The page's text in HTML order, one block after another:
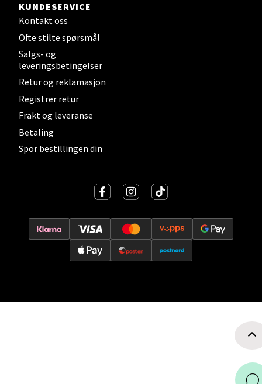
KUNDESERVICE
Kontakt oss
Ofte stilte spørsmål
Salgs- og
leveringsbetingelser
Retur og reklamasjon
Registrer retur
Frakt og leveranse
Betaling
Spor bestillingen din
Trondheim - Sirkus Shopping
Falkenborgveien 5, 7044 Trondheim
Åpent i dag 09-21
0 i butikk
Ski - Thon Senter Ski
Ski Storsenter, Jernbanesvingen 6, 1400 Ski
Åpent i dag 10-21